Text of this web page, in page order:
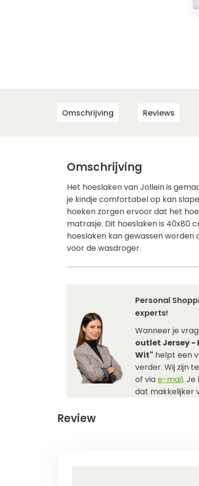
Omschrijving Reviews
Omschrijving
Het hoeslaken van Jollein is
je kindje comfortabel op kan
hoeken zorgen ervoor dat het
matrasje. Dit hoeslaken is 40x80
hoeslaken kan gewassen
voor de wasdroger.
Personal
experts!
Wanneer je
outlet Jersey -
Wit" helpt een
verder. Wij zijn
of viae-mail. Je
dat makkelijker
Review